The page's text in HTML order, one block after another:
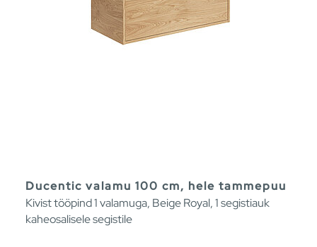
Ducentic valamu 100 cm, hele tammepuu
Kivist tööpind 1 valamuga, Beige Royal, 1 segistiauk
kaheosalisele segistile